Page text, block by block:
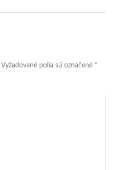
Vyžadované polia sú označené *